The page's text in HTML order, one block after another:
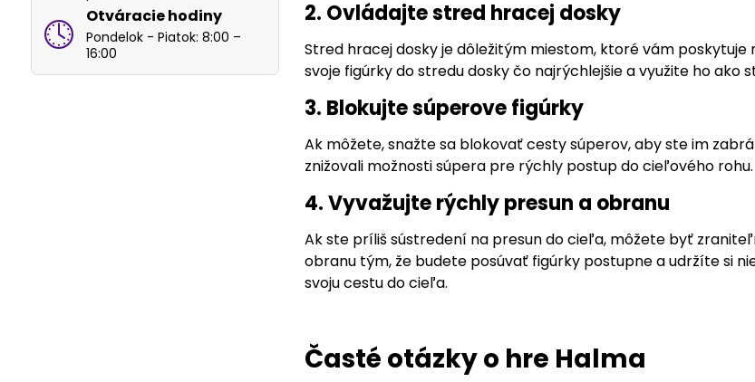
2. Ovládajte stred hracej dosky
Stred hracej dosky je dôležitým miestom, ktoré vám
svoje figúrky do stredu dosky čo najrýchlejšie a využite ho
3. Blokujte súperove figúrky
Ak môžete, snažte sa blokovať cesty súperov, aby ste im
znižovali možnosti súpera pre rýchly postup do cieľového rohu.
4. Vyvažujte rýchly presun a obranu
Ak ste príliš sústredení na presun do cieľa, môžete byť
obranu tým, že budete posúvať figúrky postupne a udržíte si
svoju cestu do cieľa.
Časté otázky o hre Halma
Otváracie hodiny
Pondelok - Piatok: 8:00 –
16:00